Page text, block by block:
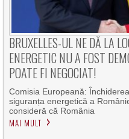
BRUXELLES-UL NE DĂ LA
ENERGETIC NU A FOST
POATE FI NEGOCIAT!
Comisia Europeană:
siguranța energetică a
consideră că România
MAI MULT